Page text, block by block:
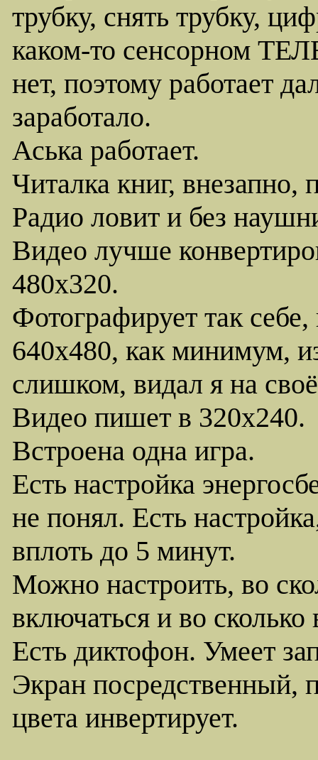
трубку, снять трубку,
каком-то сенсорном
нет, поэтому работает
заработало.
Аська работает.
Читалка книг, внезапно,
Радио ловит и без
Видео лучше
480х320.
Фотографирует так
640х480, как минимум,
слишком, видал я на
Видео пишет в 320х240.
Встроена одна игра.
Есть настройка
не понял. Есть
вплоть до 5 минут.
Можно настроить, во
включаться и во
Есть диктофон. Умеет
Экран посредственный,
цвета инвертирует.